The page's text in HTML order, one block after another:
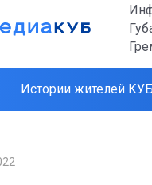
Истории жителей